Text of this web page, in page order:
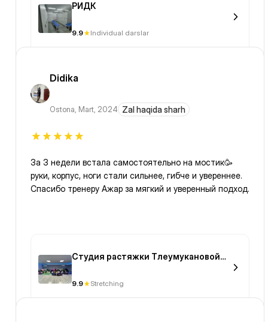
РИДК
9.9 Individual darslar
Didika
Ostona, Mart, 2024 Zal haqida sharh
За 3 недели встала самостоятельно на мостик🥳
руки, корпус, ноги стали сильнее, гибче и увереннее.
Спасибо тренеру Ажар за мягкий и уверенный подход.
Студия растяжки Тлеумукановой
9.9 Stretching